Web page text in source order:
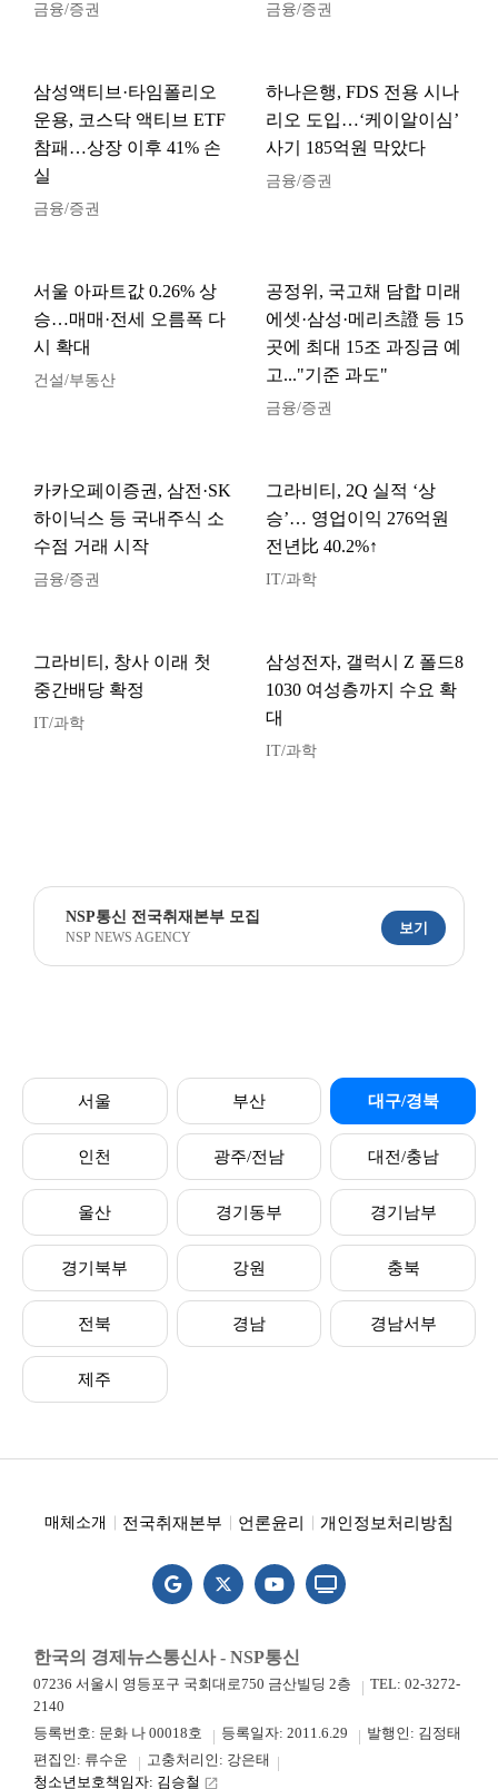
금융/증권 금융/증권
삼성액티브·타임폴리오
운용, 코스닥 액티브 ETF
참패…상장 이후 41% 손
실
금융/증권
하나은행, FDS 전용 시나
리오 도입…‘케이알이심’
사기 185억원 막았다
금융/증권
서울 아파트값 0.26% 상
승…매매·전세 오름폭 다
시 확대
건설/부동산
공정위, 국고채 담합 미래
에셋·삼성·메리츠證 등 15
곳에 최대 15조 과징금 예
고..."기준 과도"
금융/증권
카카오페이증권, 삼전·SK
하이닉스 등 국내주식 소
수점 거래 시작
금융/증권
그라비티, 2Q 실적 ‘상
승’… 영업이익 276억원
전년比 40.2%↑
IT/과학
그라비티, 창사 이래 첫
중간배당 확정
IT/과학
삼성전자, 갤럭시 Z 폴드8
1030 여성층까지 수요 확
대
IT/과학
NSP통신 전국취재본부 모집
NSP NEWS AGENCY
보기
서울 부산 대구/경북
인천 광주/전남 대전/충남
울산 경기동부 경기남부
경기북부 강원 충북
전북 경남 경남서부
제주
매체소개 전국취재본부 언론윤리 개인정보처리방침
한국의 경제뉴스통신사 - NSP통신
07236 서울시 영등포구 국회대로750 금산빌딩 2층
TEL: 02-3272-
2140
등록번호: 문화 나 00018호
등록일자: 2011.6.29
발행인: 김정태
편집인: 류수운
고충처리인: 강은태
청소년보호책임자: 김승철 launch